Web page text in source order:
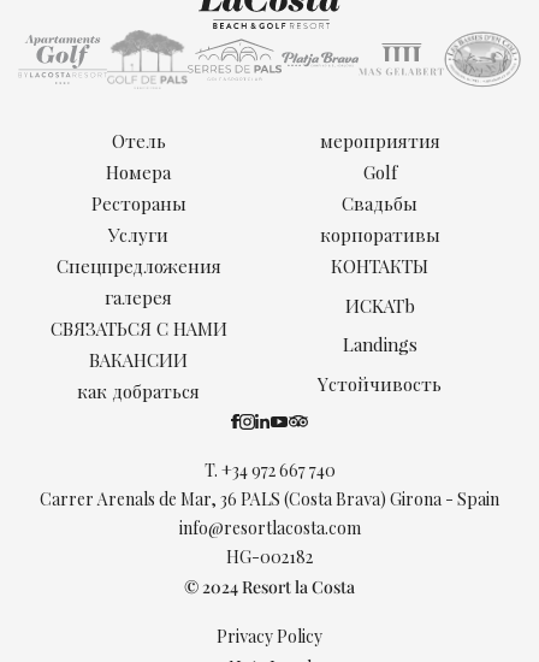
T. +34 972 667 740
Carrer Arenals de Mar, 36 PALS (Costa Brava) Girona - Spain
info@resortlacosta.com
HG-002182
Отель
Номера
Рестораны
Услуги
мероприятия
Golf
Свадьбы
корпоративы
Спецпредложения
галерея
СВЯЗАТЬСЯ С НАМИ
ВАКАНСИИ
как добраться
КОНТАКТЫ
ИCKATb
Landings
Yстойчивость
© 2024 Resort la Costa
Privacy Policy